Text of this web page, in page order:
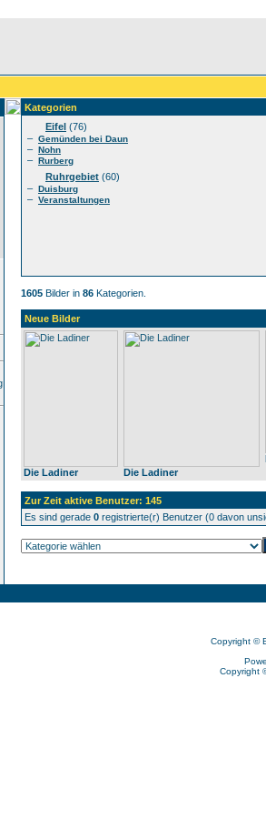
Kategorien
Eifel (76)
– Gemünden bei Daun
– Nohn
– Rurberg
Ruhrgebiet (60)
– Duisburg
– Veranstaltungen
1605 Bilder in 86 Kategorien.
Neue Bilder
Die Ladiner Die Ladiner
Zur Zeit aktive Benutzer: 145
Es sind gerade 0 registrierte(r) Benutzer (0 davon
Copyright ©
Copyright